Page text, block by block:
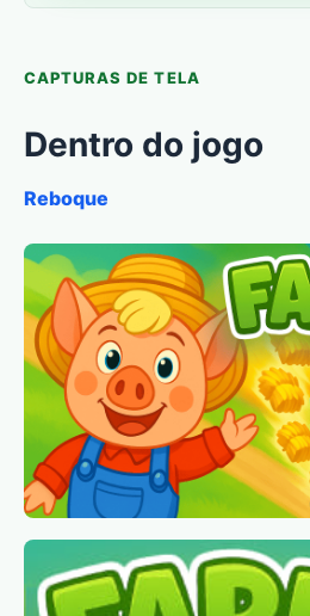
CAPTURAS DE TELA
Dentro do jogo
Reboque